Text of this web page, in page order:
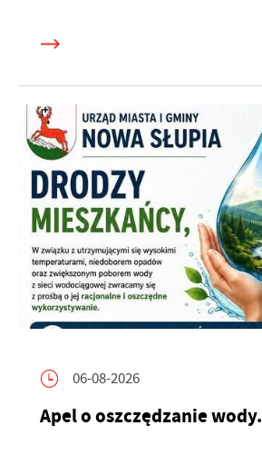
06-08-2026
Apel o oszczędzanie wody.